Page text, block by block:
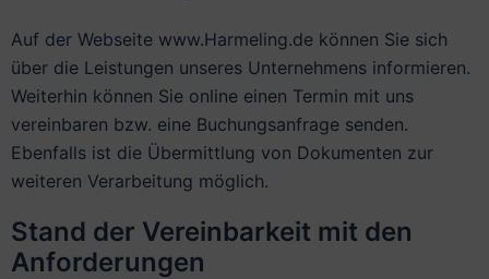
Auf der Webseite www.Harmeling.de können Sie sich
über die Leistungen unseres Unternehmens informieren.
Weiterhin können Sie online einen Termin mit uns
vereinbaren bzw. eine Buchungsanfrage senden.
Ebenfalls ist die Übermittlung von Dokumenten zur
weiteren Verarbeitung möglich.
Stand der Vereinbarkeit mit den
Anforderungen